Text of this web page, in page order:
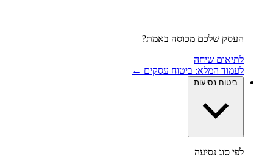
העסק שלכם מכוסה באמת?
לתיאום שיחה
לעמוד המלא: ביטוח עסקים ←
ביטוח נסיעות
לפי סוג נסיעה